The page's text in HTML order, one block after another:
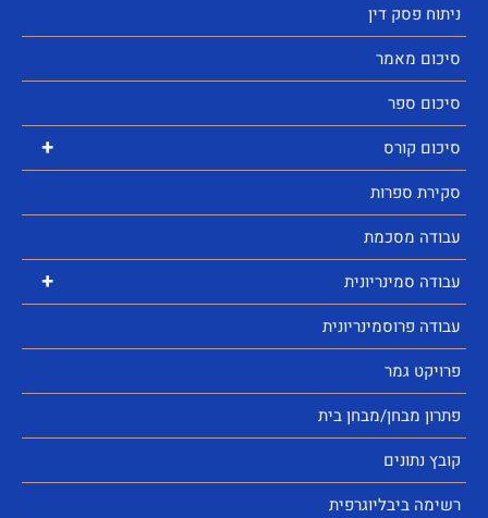
ניתוח פסק דין
סיכום מאמר
סיכום ספר
+
סיכום קורס
סקירת ספרות
עבודה מסכמת
+
עבודה סמינריונית
עבודה פרוסמינריונית
פרויקט גמר
פתרון מבחן/מבחן בית
קובץ נתונים
רשימה ביבליוגרפית